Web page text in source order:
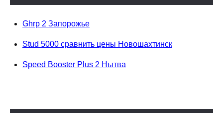
Ghrp 2 Запорожье
Stud 5000 сравнить цены Новошахтинск
Speed Booster Plus 2 Нытва